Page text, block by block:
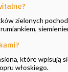
zielonych
które wpisują
włoskiego.